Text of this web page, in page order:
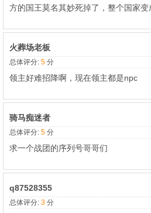
方的国王莫名其妙死掉了，整个国家变
火葬场老板
总体评分: 5 分
领主好难招降啊，现在领主都是npc
骑马痴迷者
总体评分: 5 分
求一个战团的序列号哥哥们
q87528355
总体评分: 3 分